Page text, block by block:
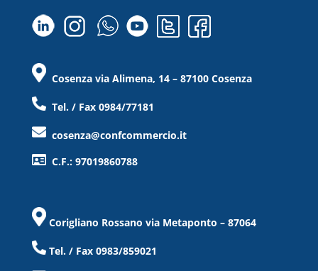
Cosenza via Alimena, 14 – 87100 Cosenza
Tel. / Fax 0984/77181
cosenza@confcommercio.it
C.F.: 97019860788
Corigliano Rossano via Metaponto – 87064
Tel. / Fax 0983/859021